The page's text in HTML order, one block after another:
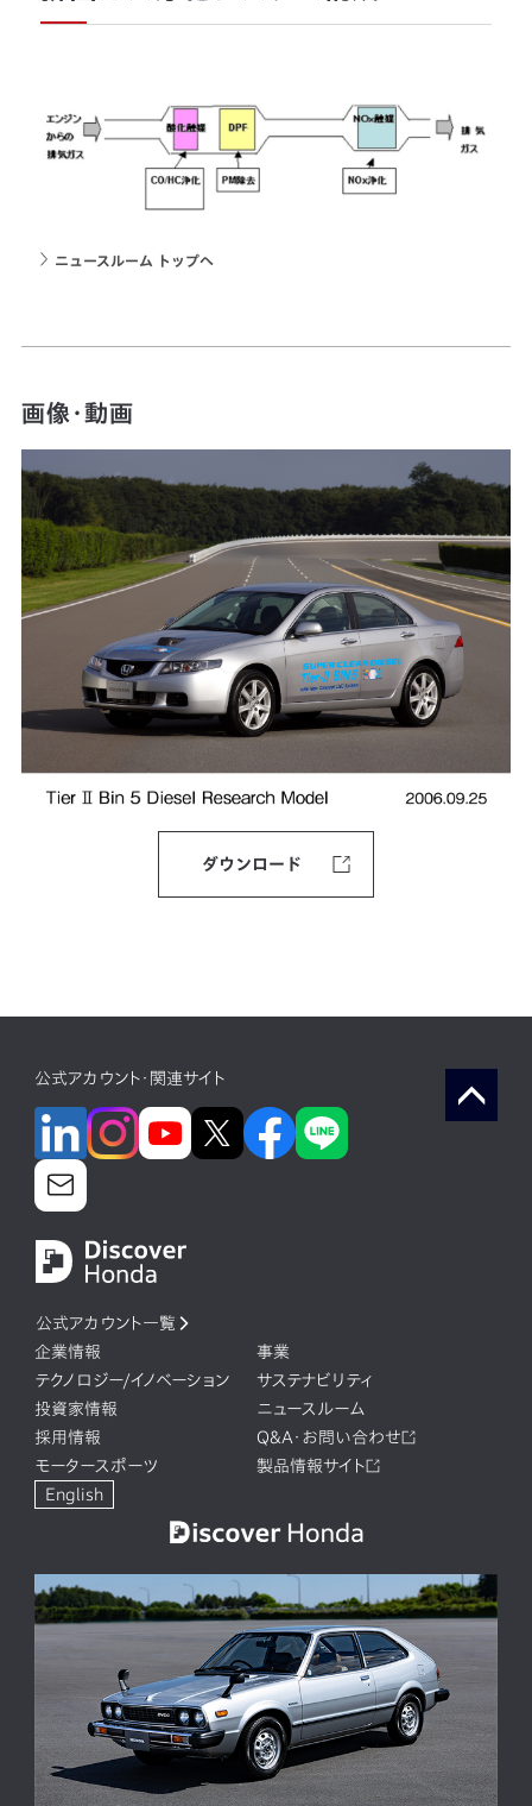
ニュースルーム トップへ
画像・動画
ダウンロード
公式アカウント・関連サイト
公式アカウント一覧
企業情報
事業
テクノロジー/イノベーション
サステナビリティ
投資家情報
ニュースルーム
採用情報
Q&A・お問い合わせ
モータースポーツ
製品情報サイト
English